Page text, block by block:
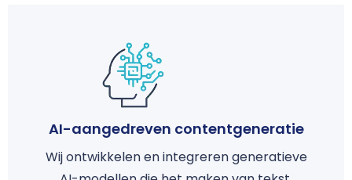
AI-aangedreven contentgeneratie
Wij ontwikkelen en integreren generatieve